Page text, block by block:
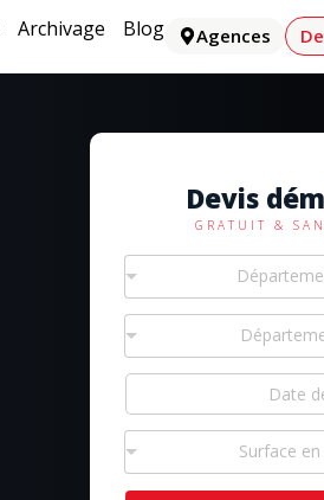
Archivage Blog Agences
Devis
GRATUIT &
Surface